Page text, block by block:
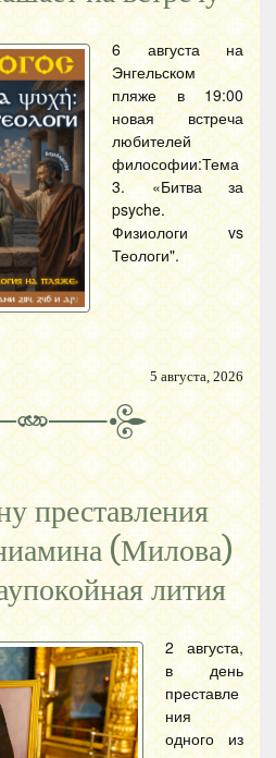
6 августа на
Энгельском
пляже в 19:00
новая встреча
любителей
философии:Тема
3. «Битва за
psyche.
Физиологи vs
Теологи".
5 августа, 2026
преставления
(Милова)
лития
2 августа,
в день
преставле
ния
одного из